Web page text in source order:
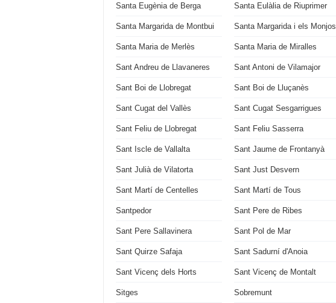
Santa Eugènia de Berga Santa Eulàlia de Riuprimer
Santa Margarida de Montbui Santa Margarida i els Monjos
Santa Maria de Merlès Santa Maria de Miralles
Sant Andreu de Llavaneres Sant Antoni de Vilamajor
Sant Boi de Llobregat Sant Boi de Lluçanès
Sant Cugat del Vallès Sant Cugat Sesgarrigues
Sant Feliu de Llobregat Sant Feliu Sasserra
Sant Iscle de Vallalta Sant Jaume de Frontanyà
Sant Julià de Vilatorta Sant Just Desvern
Sant Martí de Centelles Sant Martí de Tous
Santpedor Sant Pere de Ribes
Sant Pere Sallavinera Sant Pol de Mar
Sant Quirze Safaja Sant Sadurní d'Anoia
Sant Vicenç dels Horts Sant Vicenç de Montalt
Sitges Sobremunt